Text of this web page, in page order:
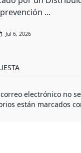
...
Jul 6, 2026
electrónico no
están marcados